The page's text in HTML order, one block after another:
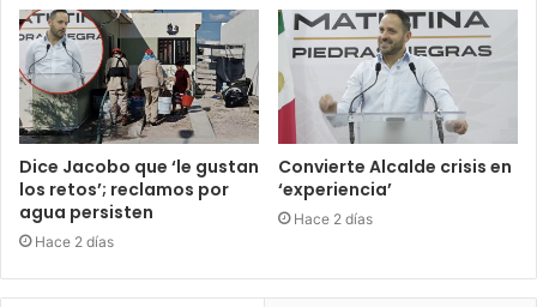
Dice Jacobo que ‘le gustan
los retos’; reclamos por
agua persisten
Hace 2 días
Convierte Alcalde crisis en
‘experiencia’
Hace 2 días